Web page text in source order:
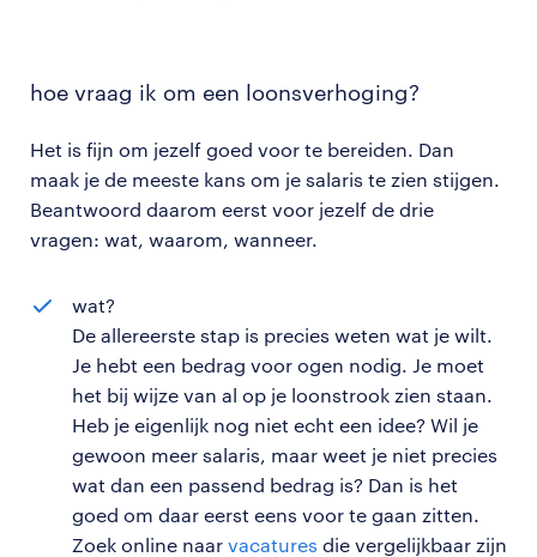
hoe vraag ik om een loonsverhoging?
Het is fijn om jezelf goed voor te bereiden. Dan
maak je de meeste kans om je salaris te zien stijgen.
Beantwoord daarom eerst voor jezelf de drie
vragen: wat, waarom, wanneer.
wat?
De allereerste stap is precies weten wat je wilt.
Je hebt een bedrag voor ogen nodig. Je moet
het bij wijze van al op je loonstrook zien staan.
Heb je eigenlijk nog niet echt een idee? Wil je
gewoon meer salaris, maar weet je niet precies
wat dan een passend bedrag is? Dan is het
goed om daar eerst eens voor te gaan zitten.
Zoek online naar vacatures die vergelijkbaar zijn